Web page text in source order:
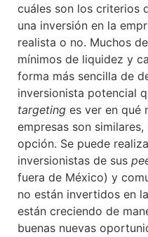
cuáles son los criterios
una inversión en la
realista o no. Muchos
mínimos de liquidez y
forma más sencilla de
inversionista potencial
targeting es ver en qué
empresas son
opción. Se puede
inversionistas de sus
fuera de México) y
no están invertidos en
están creciendo de
buenas nuevas